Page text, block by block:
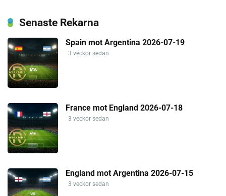
Senaste Rekarna
Spain mot Argentina 2026-07-19
3 veckor sedan
France mot England 2026-07-18
3 veckor sedan
England mot Argentina 2026-07-15
3 veckor sedan